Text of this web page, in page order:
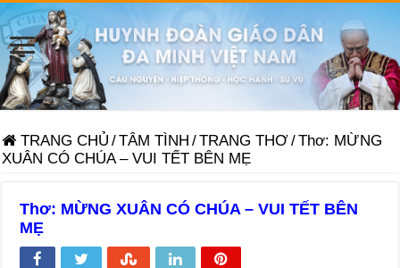
TRANG CHỦ /TÂM TÌNH /TRANG THƠ/Thơ: MỪNG
XUÂN CÓ CHÚA – VUI TẾT BÊN MẸ
Thơ: MỪNG XUÂN CÓ CHÚA – VUI TẾT BÊN
MẸ